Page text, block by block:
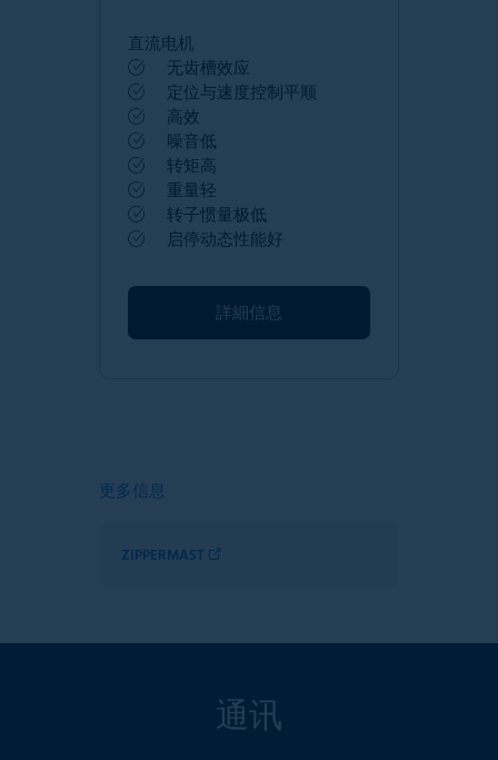
直流电机
无齿槽效应
定位与速度控制平顺
高效
噪音低
转矩高
重量轻
转子惯量极低
启停动态性能好
詳細信息
更多信息
ZIPPERMAST
通讯